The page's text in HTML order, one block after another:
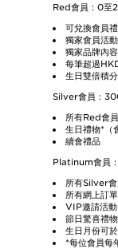
Red會員：0至
可兌換會員
獨家會員活動
獨家品牌內容
每筆超過
生日雙倍積分
Silver會員：
所有Red會
生日禮物*（
續會禮品
Platinum會員
所有Silver會
所有網上訂
VIP邀請活
節日驚喜禮物
生日月份可
*每位會員每